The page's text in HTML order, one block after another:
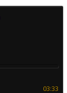
03:33